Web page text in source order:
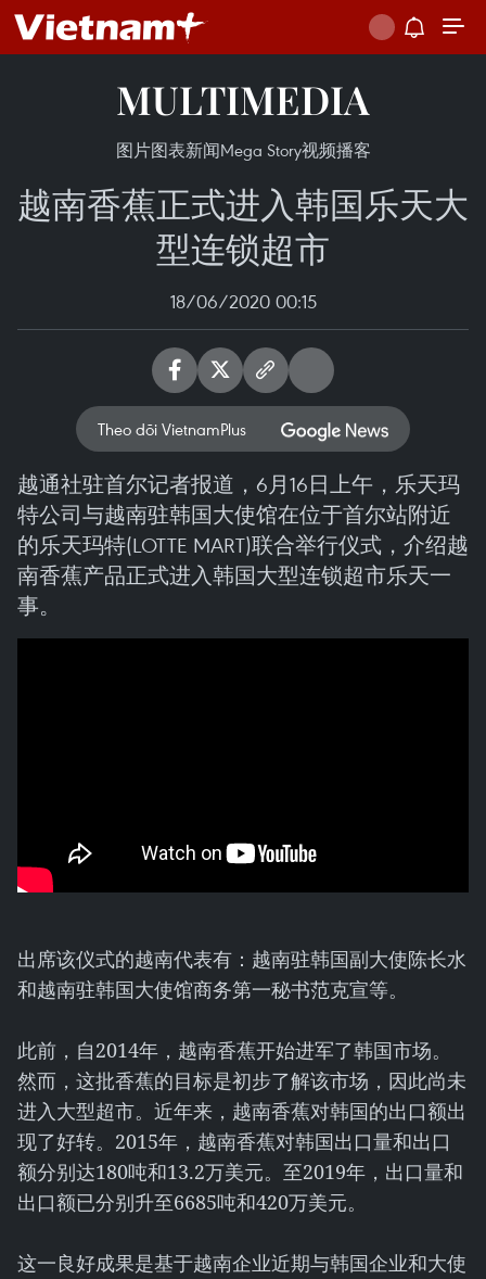
MULTIMEDIA
图片图表新闻Mega Story视频播客
越南香蕉正式进入韩国乐天大
型连锁超市
18/06/2020 00:15
Theo dõi VietnamPlus
越通社驻首尔记者报道，6月16日上午，乐天玛
特公司与越南驻韩国大使馆在位于首尔站附近
的乐天玛特(LOTTE MART)联合举行仪式，介绍越
南香蕉产品正式进入韩国大型连锁超市乐天一
事。
出席该仪式的越南代表有：越南驻韩国副大使陈长水
和越南驻韩国大使馆商务第一秘书范克宣等。
此前，自2014年，越南香蕉开始进军了韩国市场。
然而，这批香蕉的目标是初步了解该市场，因此尚未
进入大型超市。近年来，越南香蕉对韩国的出口额出
现了好转。2015年，越南香蕉对韩国出口量和出口
额分别达180吨和13.2万美元。至2019年，出口量和
出口额已分别升至6685吨和420万美元。
这一良好成果是基于越南企业近期与韩国企业和大使